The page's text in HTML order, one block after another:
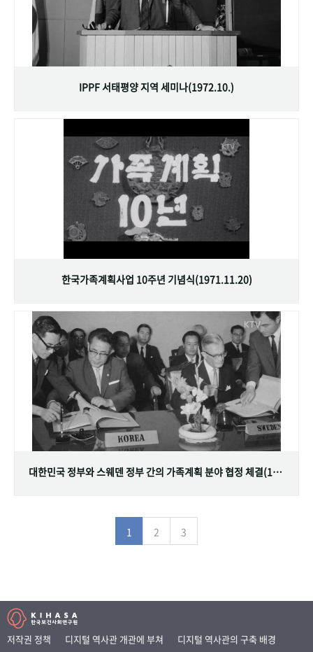
IPPF 서태평양 지역 세미나(1972.10.)
한국가족계획사업 10주년 기념식(1971.11.20)
대한민국 정부와 스웨덴 정부 간의 가족계획 분야 협정 체결(1968.07.12)
1 2 3
저작권 정책 디지털 역사관 개관에 부쳐
디지털 역사관의 구축 배경